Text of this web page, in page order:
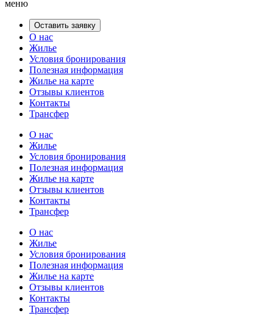
меню
Оставить заявку
О нас
Жилье
Условия бронирования
Полезная информация
Жилье на карте
Отзывы клиентов
Контакты
Трансфер
О нас
Жилье
Условия бронирования
Полезная информация
Жилье на карте
Отзывы клиентов
Контакты
Трансфер
О нас
Жилье
Условия бронирования
Полезная информация
Жилье на карте
Отзывы клиентов
Контакты
Трансфер